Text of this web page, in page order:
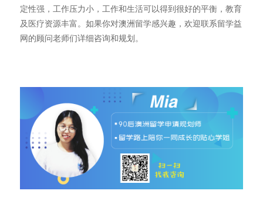
定性强，工作压力小，工作和生活可以得到很好的平衡，教育
及医疗资源丰富。如果你对澳洲留学感兴趣，欢迎联系留学益
网的顾问老师们详细咨询和规划。